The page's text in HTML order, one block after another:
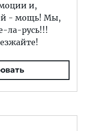
и,
- мощь! Мы,
ла-русь!!!